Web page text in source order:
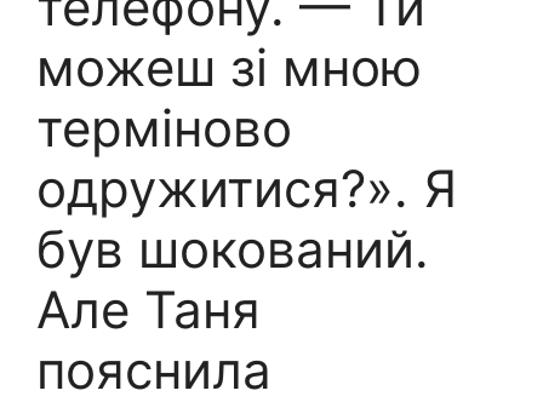
можеш зі мною
терміново
одружитися?». Я
був шокований.
Але Таня
пояснила